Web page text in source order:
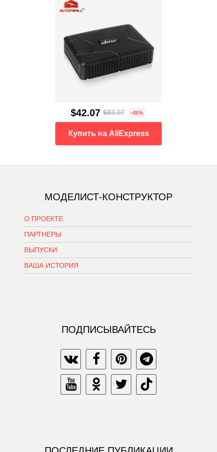
$42.07 $83.07 -49%
Купить на AliExpress
МОДЕЛИСТ-КОНСТРУКТОР
О ПРОЕКТЕ
ПАРТНЕРЫ
ВЫПУСКИ
ВАША ИСТОРИЯ
ПОДПИСЫВАЙТЕСЬ